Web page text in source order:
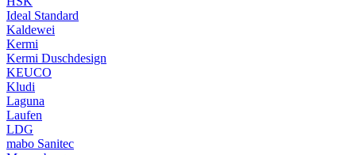
Ideal Standard
Kaldewei
Kermi
Kermi Duschdesign
KEUCO
Kludi
Laguna
Laufen
LDG
mabo Sanitec